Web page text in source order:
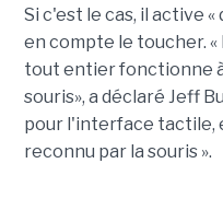
Si c'est le cas, il active
en compte le toucher.
tout entier fonctionne
souris», a déclaré Jeff
pour l'interface tactile,
reconnu par la souris ».